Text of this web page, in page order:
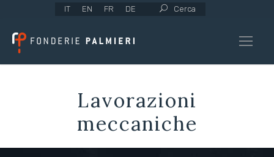
IT EN FR DE Cerca
Lavorazioni
meccaniche